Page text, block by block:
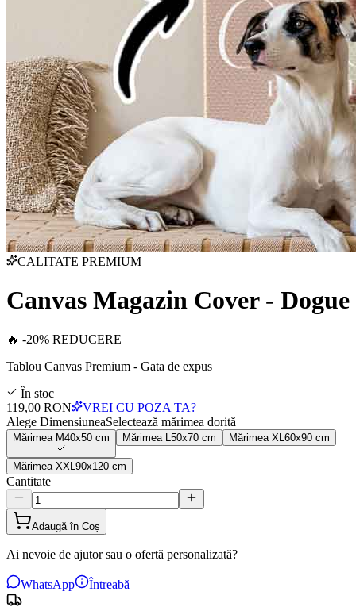
CALITATE PREMIUM
Canvas Magazin Cover - Dogue
🔥 -20% REDUCERE
Tablou Canvas Premium - Gata de expus
În stoc
119,00 RON
VREI CU POZA TA?
Alege DimensiuneaSelectează mărimea dorită
Mărimea M40x50 cm Mărimea 50x70 cm Mărimea XL 60x90 cm
Mărimea XXL 90x120 cm
Cantitate
Adaugă în Coș
Ai nevoie de ajutor sau o ofertă personalizată?
WhatsApp Întreabă